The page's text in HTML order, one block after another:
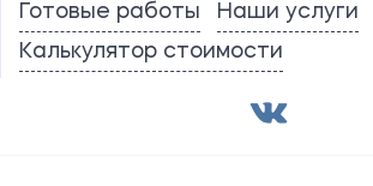
Готовые работы
Наши услуги
Калькулятор стоимости